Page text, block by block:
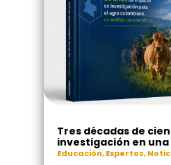
Tres décadas de
investigación en
Educación,Expertos,